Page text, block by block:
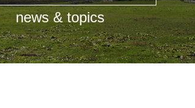
news & topics